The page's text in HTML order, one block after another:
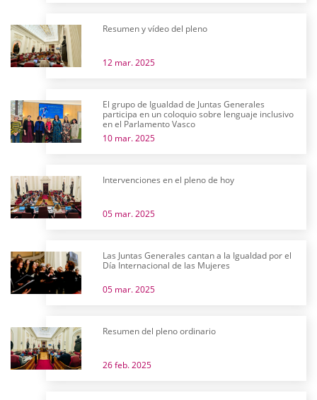
Resumen y vídeo del pleno
12 mar. 2025
El grupo de Igualdad de Juntas Generales
participa en un coloquio sobre lenguaje inclusivo
en el Parlamento Vasco
10 mar. 2025
Intervenciones en el pleno de hoy
05 mar. 2025
Las Juntas Generales cantan a la Igualdad por el
Día Internacional de las Mujeres
05 mar. 2025
Resumen del pleno ordinario
26 feb. 2025